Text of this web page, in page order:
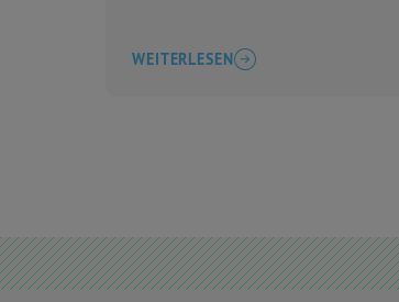
WEITERLESEN